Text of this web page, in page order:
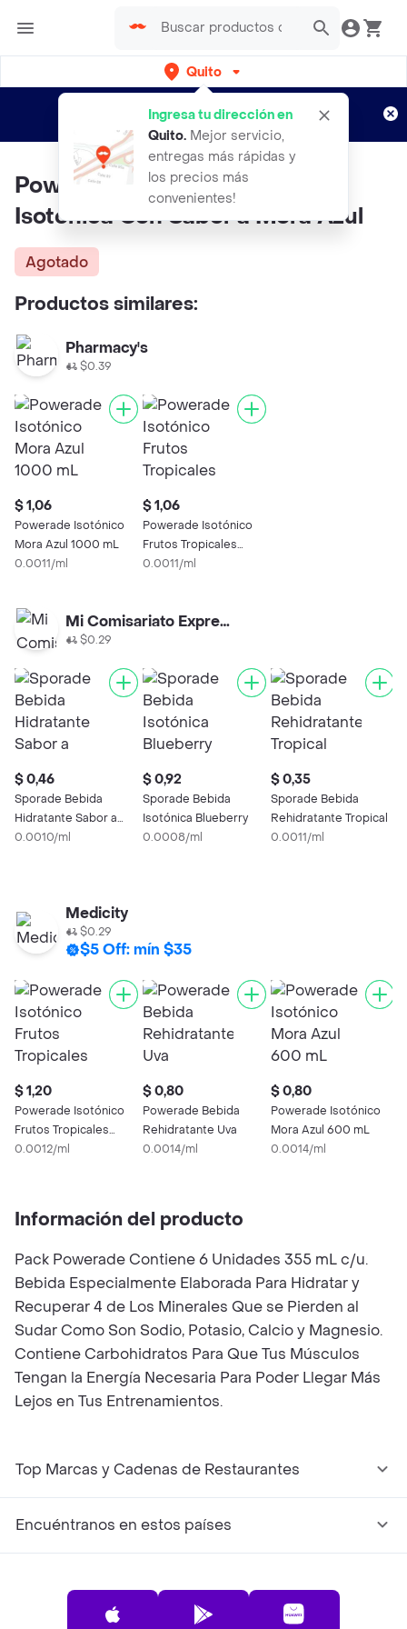
Quito
Ingresa tu dirección en
Quito. Mejor servicio,
entregas más rápidas y
los precios más
convenientes!
envíos gratis por semanas
Aplican TyC
Powerade Pack de Bebida
Isotónica Con Sabor a Mora Azul
Agotado
Productos similares:
Pharmacy's
$0.39
$ 1,06
Powerade Isotónico
Mora Azul 1000 mL
0.0011/ml
$ 1,06
Powerade Isotónico
Frutos Tropicales
1000 mL
0.0011/ml
Mi Comisariato Express
$0.29
$ 0,46
Sporade Bebida
Hidratante Sabor a
Blueberry
0.0010/ml
$ 0,92
Sporade Bebida
Isotónica Blueberry
0.0008/ml
$ 0,35
Sporade Bebida
Rehidratante Tropical
0.0011/ml
Medicity
$0.29
$5 Off: mín $35
$ 1,20
Powerade Isotónico
Frutos Tropicales
1000 mL
0.0012/ml
$ 0,80
Powerade Bebida
Rehidratante Uva
0.0014/ml
$ 0,80
Powerade Isotónico
Mora Azul 600 mL
0.0014/ml
Información del producto
Pack Powerade Contiene 6 Unidades 355 mL c/u.
Bebida Especialmente Elaborada Para Hidratar y
Recuperar 4 de Los Minerales Que se Pierden al
Sudar Como Son Sodio, Potasio, Calcio y Magnesio.
Contiene Carbohidratos Para Que Tus Músculos
Tengan la Energía Necesaria Para Poder Llegar Más
Lejos en Tus Entrenamientos.
Top Marcas y Cadenas de Restaurantes
Encuéntranos en estos países